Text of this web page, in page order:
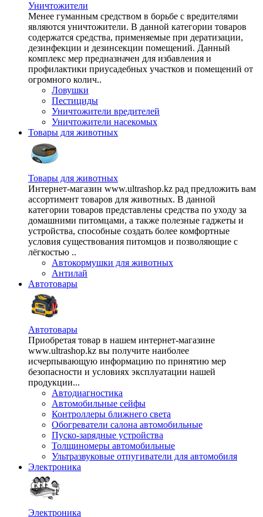
Уничтожители
Менее гуманным средством в борьбе с вредителями
являются уничтожители. В данной категории товаров
содержатся средства, применяемые при дератизации,
дезинфекции и дезинсекции помещений. Данный
комплекс мер предназначен для избавления и
профилактики приусадебных участков и помещений от
огромного колич..
Ловушки
Пестициды
Уничтожители вредителей
Уничтожители насекомых
Товары для животных
Товары для животных
Интернет-магазин www.ultrashop.kz рад предложить вам
ассортимент товаров для животных. В данной
категории товаров представлены средства по уходу за
домашними питомцами, а также полезные гаджеты и
устройства, способные создать более комфортные
условия существования питомцов и позволяющие с
лёгкостью ..
Автокормушки для животных
Антилай
Автотовары
Автотовары
Приобретая товар в нашем интернет-магазине
www.ultrashop.kz вы получите наиболее
исчерпывающую информацию по принятию мер
безопасности и условиях эксплуатации нашей
продукции...
Автодиагностика
Автомобильные сейфы
Контроллеры ближнего света
Обогреватели салона автомобильные
Пуско-зарядные устройства
Толщиномеры автомобильные
Ультразвуковые отпугиватели для автомобиля
Электроника
Электроника